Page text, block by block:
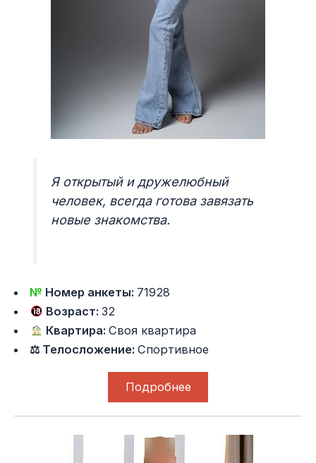
Я открытый и дружелюбный
человек, всегда готова завязать
новые знакомства.
№ Номер анкеты: 71928
Возраст:32
Квартира:Своя квартира
⚖ Телосложение:Спортивное
Подробнее